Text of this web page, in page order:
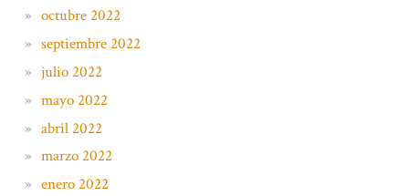
octubre 2022
septiembre 2022
julio 2022
mayo 2022
abril 2022
marzo 2022
enero 2022